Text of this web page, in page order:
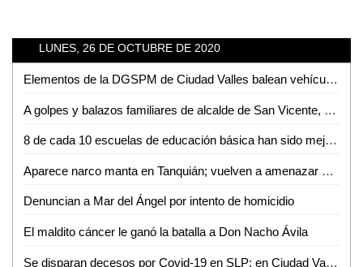
LUNES, 26 DE OCTUBRE DE 2020
Elementos de la DGSPM de Ciudad Valles balean vehículo en la colonia Solidaridad
A golpes y balazos familiares de alcalde de San Vicente, amedrentan a sujeto que se manifestaba
8 de cada 10 escuelas de educación básica han sido mejoradas durante la actual administración: Joel Ramírez
Aparece narco manta en Tanquián; vuelven a amenazar a la familia Soni, entre otros
Denuncian a Mar del Ángel por intento de homicidio
El maldito cáncer le ganó la batalla a Don Nacho Ávila
Se disparan decesos por Covid-19 en SLP; en Ciudad Valles se triplican los contagios